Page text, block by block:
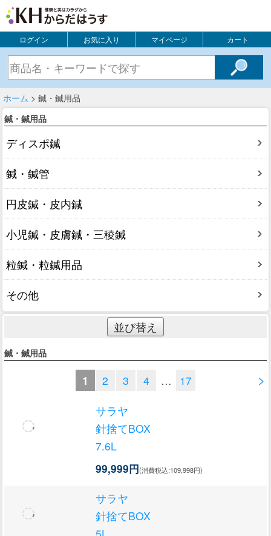
ログイン お気に入り マイページ カート
ホーム > 鍼・鍼用品
鍼・鍼用品
ディスポ鍼
鍼・鍼管
円皮鍼・皮内鍼
小児鍼・皮膚鍼・三稜鍼
粒鍼・粒鍼用品
その他
並び替え
鍼・鍼用品
>
1 2 3 4 … 17
サラヤ
針捨てBOX
7.6L
99,999円(消費税込:109,998円)
サラヤ
針捨てBOX